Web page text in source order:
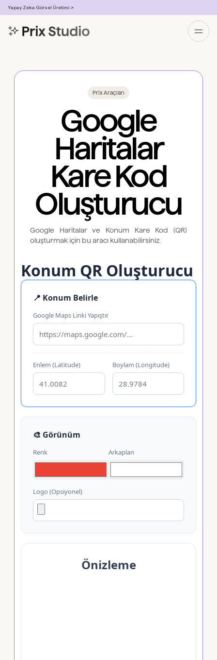
Yapay Zeka Görsel Üretimi ↗
Prix Araçları
Google
Haritalar
Kare Kod
Oluşturucu
Google Haritalar ve Konum Kare Kod (QR)
oluşturmak için bu aracı kullanabilirsiniz.
Konum QR Oluşturucu
📍 Konum Belirle
Google Maps Linki Yapıştır
Enlem (Latitude) Boylam (Longitude)
🎨 Görünüm
Renk Arkaplan
Logo (Opsiyonel)
Önizleme